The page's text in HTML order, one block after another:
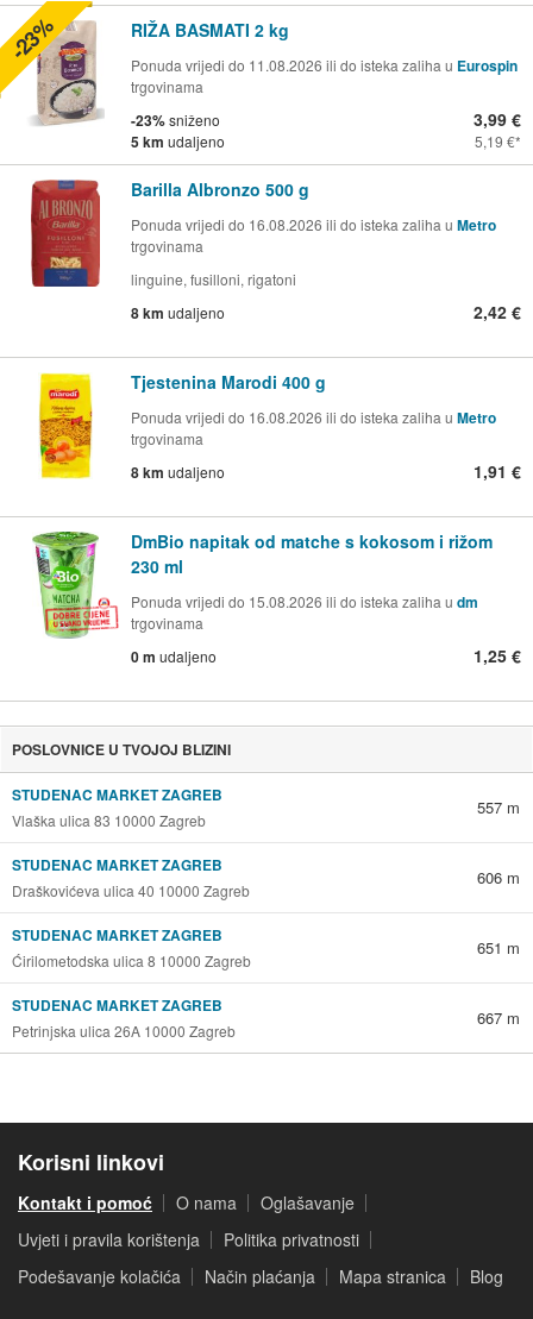
RIŽA BASMATI 2 kg
Ponuda vrijedi do 11.08.2026 ili do isteka zaliha u Eurospin
trgovinama
-23%sniženo
5 km udaljeno
3,99 €
5,19 €
-23%
Barilla Albronzo 500 g
Ponuda vrijedi do 16.08.2026 ili do isteka zaliha u Metro
trgovinama
linguine, fusilloni, rigatoni
8 km udaljeno 2,42 €
Tjestenina Marodi 400 g
Ponuda vrijedi do 16.08.2026 ili do isteka zaliha u Metro
trgovinama
8 km udaljeno 1,91 €
DmBio napitak od matche s kokosom i rižom
230 ml
Ponuda vrijedi do 15.08.2026 ili do isteka zaliha u dm
trgovinama
0 m udaljeno 1,25 €
POSLOVNICE U TVOJOJ BLIZINI
STUDENAC MARKET ZAGREB
Vlaška ulica 83 10000 Zagreb
557 m
STUDENAC MARKET ZAGREB
Draškovićeva ulica 40 10000 Zagreb
606 m
STUDENAC MARKET ZAGREB
Ćirilometodska ulica 8 10000 Zagreb
651 m
STUDENAC MARKET ZAGREB
Petrinjska ulica 26A 10000 Zagreb
667 m
Korisni linkovi
Kontakt i pomoć O nama
Oglašavanje
Uvjeti i pravila korištenja
Politika privatnosti
Podešavanje kolačića
Način plaćanja Mapa stranica Blog